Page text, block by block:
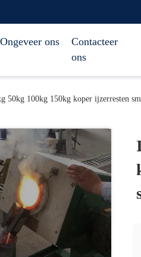
Ongeveer ons
Contacteer
ons
50kg 100kg 150kg koper ijzerresten